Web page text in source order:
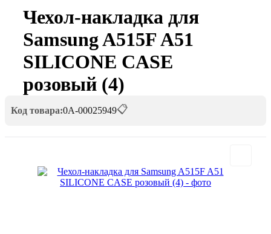
Чехол-накладка для
Samsung A515F A51
SILICONE CASE
розовый (4)
Код товара:0А-00025949📋